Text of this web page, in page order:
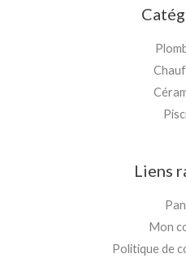
Liens
Mon
Politique de